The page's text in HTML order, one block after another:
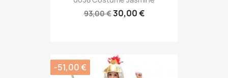
93,00 €30,00 €
-51,00 €